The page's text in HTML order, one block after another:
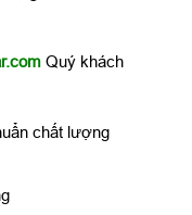
Quý khách
chất lượng